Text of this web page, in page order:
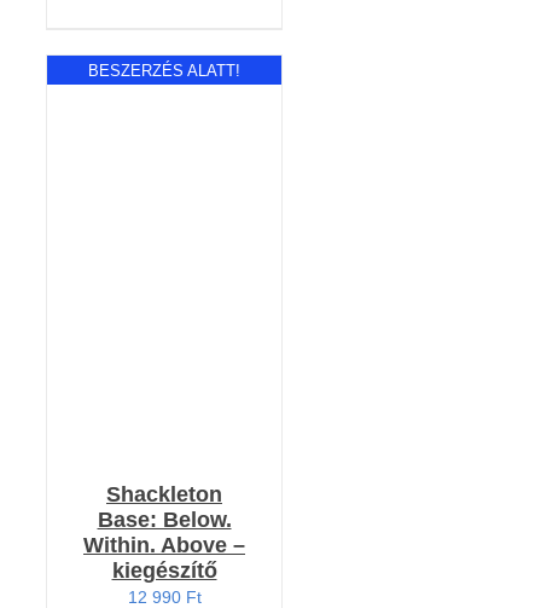
BESZERZÉS ALATT!
Shackleton
Base: Below.
Within. Above –
kiegészítő
12 990 Ft